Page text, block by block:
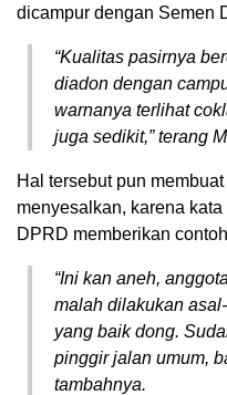
dicampur dengan Semen
“Kualitas pasirnya
diadon dengan
warnanya terlihat
juga sedikit,” terang
Hal tersebut pun
menyesalkan, karena
DPRD memberikan
“Ini kan aneh,
malah dilakukan
yang baik dong.
pinggir jalan umum,
tambahnya.